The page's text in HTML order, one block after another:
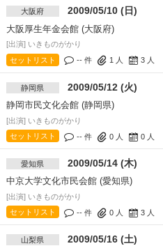
大阪府 2009/05/10 (日)
大阪厚生年金会館 (大阪府)
[出演] いきものがかり
セットリスト
-- 件 1 人 3人
静岡県 2009/05/12 (火)
静岡市民文化会館 (静岡県)
[出演] いきものがかり
セットリスト
-- 件 0人 0人
愛知県 2009/05/14 (木)
中京大学文化市民会館 (愛知県)
[出演] いきものがかり
セットリスト
-- 件 0人 3人
山梨県 2009/05/16 (土)